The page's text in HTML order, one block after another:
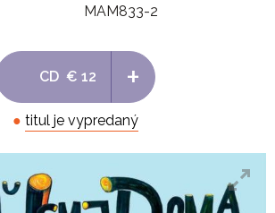
MAM833-2
CD € 12 +
● titul je vypredaný